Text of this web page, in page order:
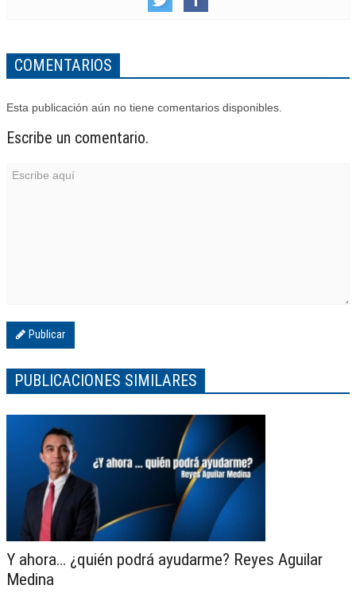
COMENTARIOS
Esta publicación aún no tiene comentarios disponibles.
Escribe un comentario.
Publicar
PUBLICACIONES SIMILARES
Y ahora… ¿quién podrá ayudarme? Reyes Aguilar
Medina